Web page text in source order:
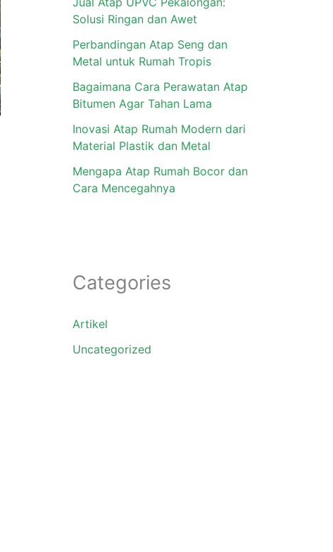
Solusi Ringan dan Awet
Perbandingan Atap Seng dan
Metal untuk Rumah Tropis
Bagaimana Cara Perawatan Atap
Bitumen Agar Tahan Lama
Inovasi Atap Rumah Modern dari
Material Plastik dan Metal
Mengapa Atap Rumah Bocor dan
Cara Mencegahnya
Categories
Artikel
Uncategorized